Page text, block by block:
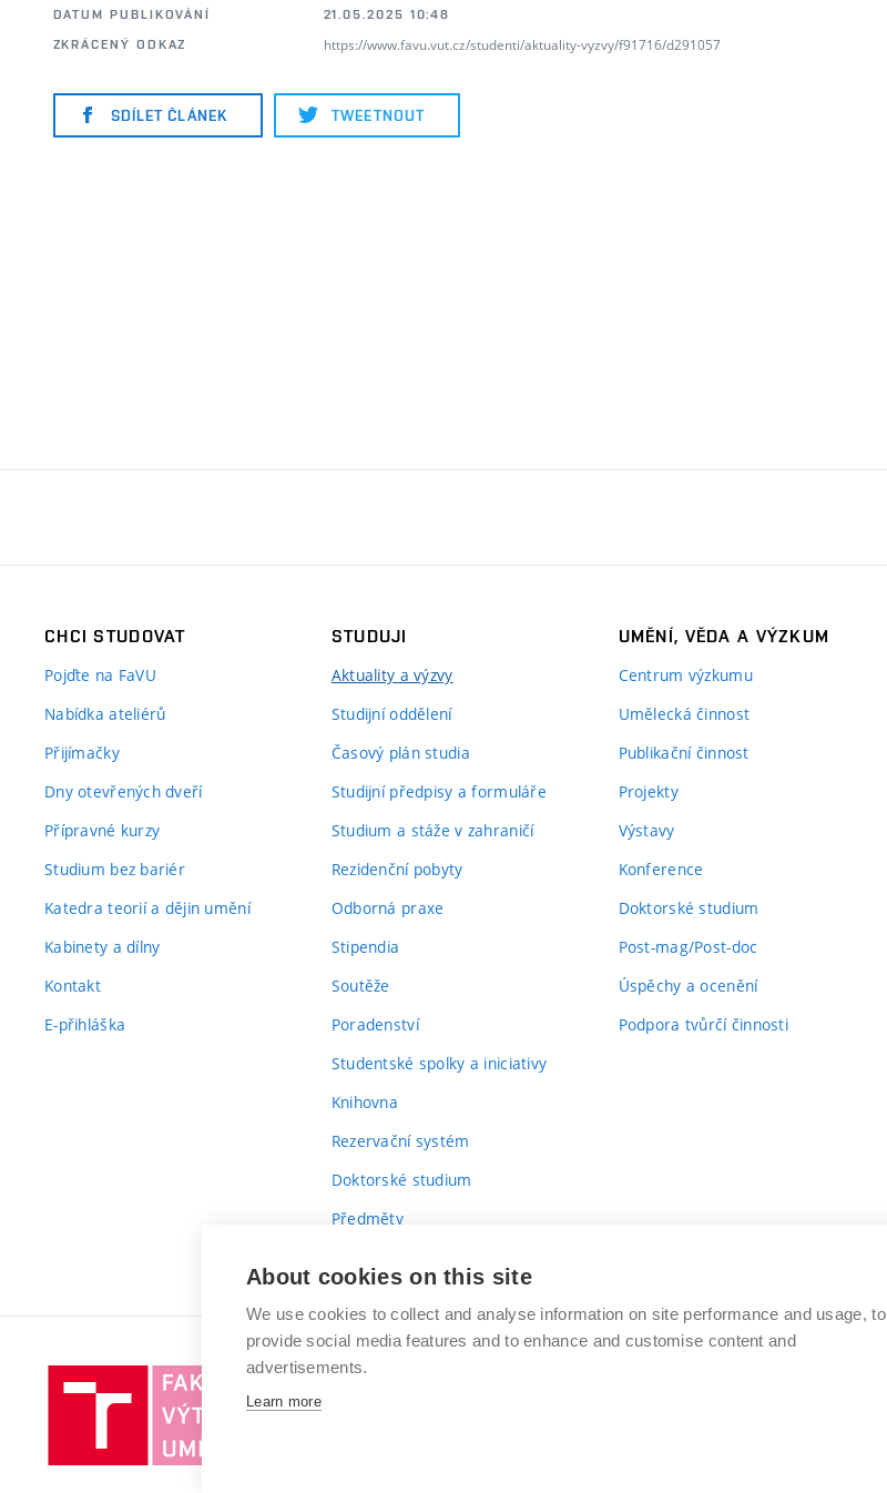
DATUM PUBLIKOVÁNÍ
21.05.2025 10:48
ZKRÁCENÝ ODKAZ
https://www.favu.vut.cz/studenti/aktuality-vyzvy/f91716/d291057
SDÍLET ČLÁNEK TWEETNOUT
CHCI STUDOVAT
Pojďte na FaVU
Nabídka ateliérů
Přijímačky
Dny otevřených dveří
Přípravné kurzy
Studium bez bariér
Katedra teorií a dějin umění
Kabinety a dílny
Kontakt
E-přihláška
STUDUJI
Aktuality a výzvy
Studijní oddělení
Časový plán studia
Studijní předpisy a formuláře
Studium a stáže v zahraničí
Rezidenční pobyty
Odborná praxe
Stipendia
Soutěže
Poradenství
Studentské spolky a iniciativy
Knihovna
Rezervační systém
Doktorské studium
Předměty
UMĚNÍ, VĚDA A VÝZKUM
Centrum výzkumu
Umělecká činnost
Publikační činnost
Projekty
Výstavy
Konference
Doktorské studium
Post-mag/Post-doc
Úspěchy a ocenění
Podpora tvůrčí činnosti
Vysoké
About cookies on this site
We use cookies to collect and analyse information on site performance and usage, to
provide social media features and to enhance and customise content and
advertisements.
Learn more